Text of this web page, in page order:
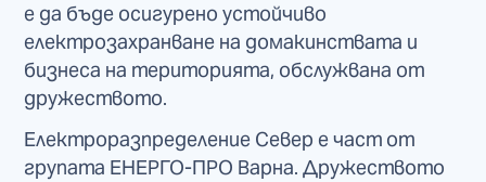
е да бъде осигурено устойчиво
електрозахранване на домакинствата и
бизнеса на територията, обслужвана от
дружеството.
Електроразпределение Север е част от
групата ЕНЕРГО-ПРО Варна. Дружеството